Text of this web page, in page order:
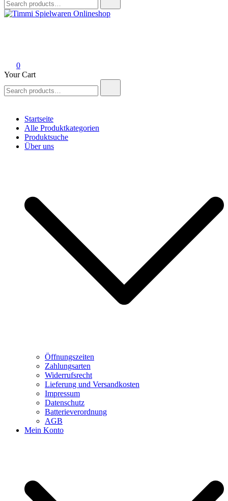
for:
0
Your Cart
for:
Startseite
Alle Produktkategorien
Produktsuche
Über uns
Öffnungszeiten
Zahlungsarten
Widerrufsrecht
Lieferung und Versandkosten
Impressum
Datenschutz
Batterieverordnung
AGB
Mein Konto